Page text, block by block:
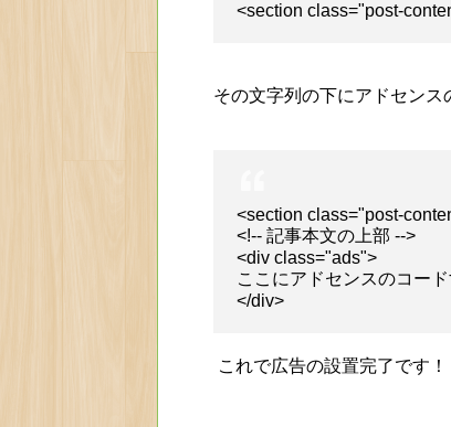
<section class="post-
その文字列の下にアドセンス
<section class="post-
<!-- 記事本文の上部 -->
<div class="ads">
ここにアドセンスのコー
</div>
これで広告の設置完了です！